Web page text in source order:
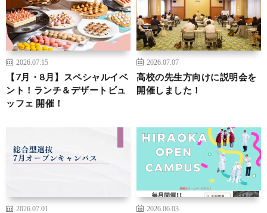
2026.07.15
【7月・8月】スペシャルイベ
ント！ランチ＆デザートビュ
ッフェ 開催！
2026.07.07
高校の先生方向けに説明会を
開催しました！
2026.07.01 2026.06.03